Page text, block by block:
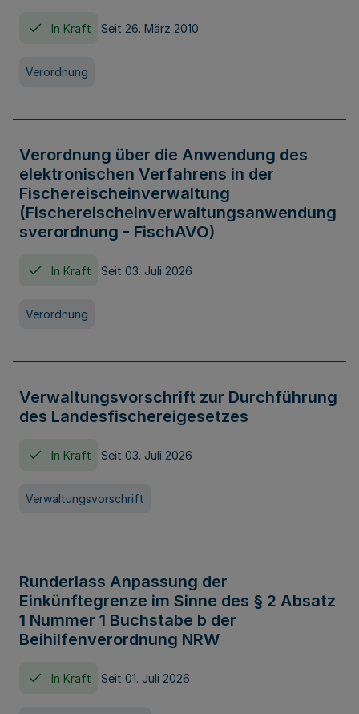
In Kraft Seit 26. März 2010
Verordnung
Verordnung über die Anwendung des
elektronischen Verfahrens in der
Fischereischeinverwaltung
(Fischereischeinverwaltungsanwendung
sverordnung - FischAVO)
In Kraft Seit 03. Juli 2026
Verordnung
Verwaltungsvorschrift zur Durchführung
des Landesfischereigesetzes
In Kraft Seit 03. Juli 2026
Verwaltungsvorschrift
Runderlass Anpassung der
Einkünftegrenze im Sinne des § 2 Absatz
1 Nummer 1 Buchstabe b der
Beihilfenverordnung NRW
In Kraft Seit 01. Juli 2026